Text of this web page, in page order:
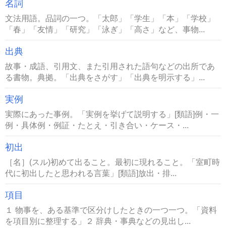
名詞
文法用語。品詞の一つ。「太郎」「学生」「本」「学校」
「春」「友情」「研究」「泳ぎ」「高さ」など、事物...
出典
故事・成語、引用文、また引用された語句などの出所であ
る書物。典拠。「出典をさがす」「出典を明示する」...
実例
実際にあった事例。「実例を挙げて説明する」[類語]例・一
例・具体例・例証・たとえ・引き合い・ケース・...
初出
［名］(スル)初めて出ること。最初に現れること。「室町時
代に初出したと思われる言葉」[類語]放出・排...
項目
１ 物事を、ある基準で区分けしたときの一つ一つ。「資料
を項目別に整理する」２ 辞典・事典などの見出し...